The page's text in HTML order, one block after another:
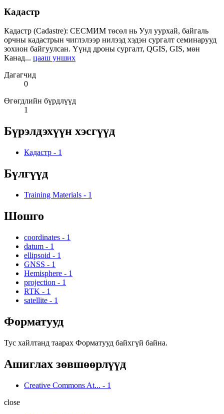
Кадастр
Кадастр (Cadastre): СЕСМИМ төсөл нь Уул уурхай, байгаль
орчны кадастрын чиглэлээр нилээд хэдэн сургалт семинарууд
зохион байгуулсан. Үүнд дроны сургалт, QGIS, GIS, мөн
Канад... цааш унших
Дагагчид
0
Өгөгдлийн бүрдлүүд
1
Бүрэлдэхүүн хэсгүүд
Кадастр - 1
Бүлгүүд
Training Materials - 1
Шошго
coordinates - 1
datum - 1
ellipsoid - 1
GNSS - 1
Hemisphere - 1
projection - 1
RTK - 1
satellite - 1
Форматууд
Тус хайлтанд таарах Форматууд байхгүй байна.
Ашиглах зөвшөөрлүүд
Creative Commons At... - 1
close